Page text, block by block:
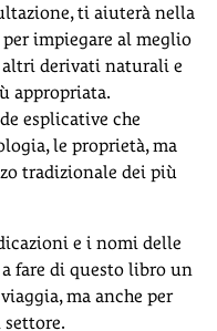
ti aiuterà nella
impiegare al meglio
derivati naturali e
appropriata.
esplicative che
le proprietà, ma
tradizionale dei più
e i nomi delle
fare di questo libro un
ma anche per